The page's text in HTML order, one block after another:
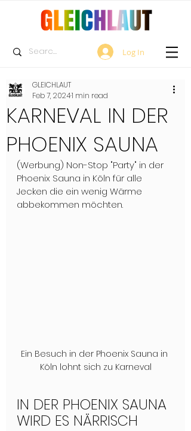
Log In
KARNEVAL IN DER
PHOENIX SAUNA
GLEICHLAUT
Feb 7, 20241 min read
(Werbung) Non-Stop "Party" in der
Phoenix Sauna in Köln für alle
Jecken die ein wenig Wärme
abbekommen möchten.
Ein Besuch in der Phoenix Sauna in
Köln lohnt sich zu Karneval
IN DER PHOENIX SAUNA
WIRD ES NÄRRISCH